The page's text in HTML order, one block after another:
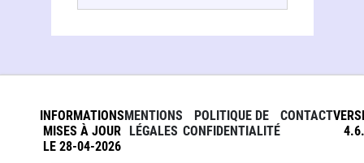
INFORMATIONS
MISES À JOUR
LE 28-04-2026
MENTIONS
LÉGALES
POLITIQUE DE
CONFIDENTIALITÉ
CONTACT